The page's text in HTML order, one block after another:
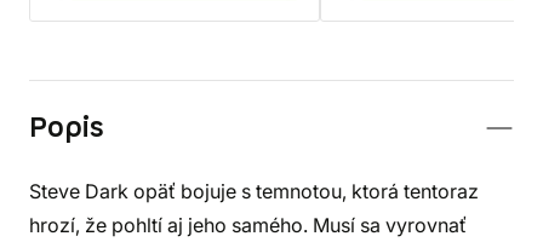
Popis
Steve Dark opäť bojuje s temnotou, ktorá tentoraz
hrozí, že pohltí aj jeho samého. Musí sa vyrovnať